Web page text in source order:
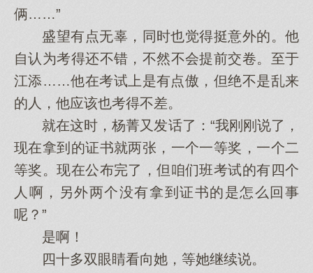
俩……”
盛望有点无辜，同时也觉得挺意外的。他
自认为考得还不错，不然不会提前交卷。至于
江添……他在考试上是有点傲，但绝不是乱来
的人，他应该也考得不差。
就在这时，杨菁又发话了：“我刚刚说了，
现在拿到的证书就两张，一个一等奖，一个二
等奖。现在公布完了，但咱们班考试的有四个
人啊，另外两个没有拿到证书的是怎么回事
呢？”
是啊！
四十多双眼睛看向她，等她继续说。